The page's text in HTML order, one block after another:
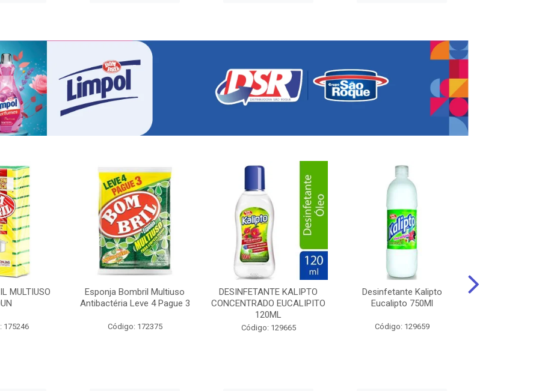
MULTIUSO
175246
Esponja Bombril Multiuso
Antibactéria Leve 4 Pague 3
Código: 172375
DESINFETANTE KALIPTO
CONCENTRADO EUCALIPITO
120ML
Código: 129665
Desinfetante Kalipto
Eucalipto 750Ml
Código: 129659